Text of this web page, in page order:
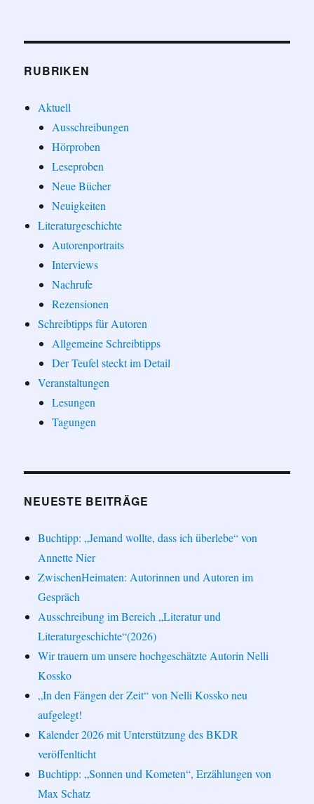
RUBRIKEN
Aktuell
Ausschreibungen
Hörproben
Leseproben
Neue Bücher
Neuigkeiten
Literaturgeschichte
Autorenportraits
Interviews
Nachrufe
Rezensionen
Schreibtipps für Autoren
Allgemeine Schreibtipps
Der Teufel steckt im Detail
Veranstaltungen
Lesungen
Tagungen
NEUESTE BEITRÄGE
Buchtipp: „Jemand wollte, dass ich überlebe“ von
Annette Nier
ZwischenHeimaten: Autorinnen und Autoren im
Gespräch
Ausschreibung im Bereich „Literatur und
Literaturgeschichte“(2026)
Wir trauern um unsere hochgeschätzte Autorin Nelli
Kossko
„In den Fängen der Zeit“ von Nelli Kossko neu
aufgelegt!
Kalender 2026 mit Unterstützung des BKDR
veröffenlticht
Buchtipp: „Sonnen und Kometen“, Erzählungen von
Max Schatz